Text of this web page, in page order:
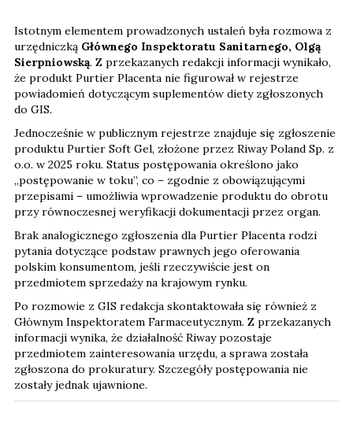
Istotnym elementem prowadzonych ustaleń była rozmowa z
urzędniczką Głównego Inspektoratu Sanitarnego, Olgą
Sierpniowską. Z przekazanych redakcji informacji wynikało,
że produkt Purtier Placenta nie figurował w rejestrze
powiadomień dotyczącym suplementów diety zgłoszonych
do GIS.
Jednocześnie w publicznym rejestrze znajduje się zgłoszenie
produktu Purtier Soft Gel, złożone przez Riway Poland Sp. z
o.o. w 2025 roku. Status postępowania określono jako
„postępowanie w toku”, co – zgodnie z obowiązującymi
przepisami – umożliwia wprowadzenie produktu do obrotu
przy równoczesnej weryfikacji dokumentacji przez organ.
Brak analogicznego zgłoszenia dla Purtier Placenta rodzi
pytania dotyczące podstaw prawnych jego oferowania
polskim konsumentom, jeśli rzeczywiście jest on
przedmiotem sprzedaży na krajowym rynku.
Po rozmowie z GIS redakcja skontaktowała się również z
Głównym Inspektoratem Farmaceutycznym. Z przekazanych
informacji wynika, że działalność Riway pozostaje
przedmiotem zainteresowania urzędu, a sprawa została
zgłoszona do prokuratury. Szczegóły postępowania nie
zostały jednak ujawnione.